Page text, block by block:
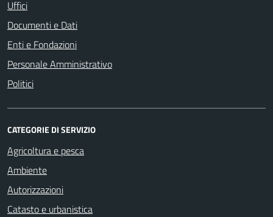
Uffici
Documenti e Dati
Enti e Fondazioni
Personale Amministrativo
Politici
CATEGORIE DI SERVIZIO
Agricoltura e pesca
Ambiente
Autorizzazioni
Catasto e urbanistica